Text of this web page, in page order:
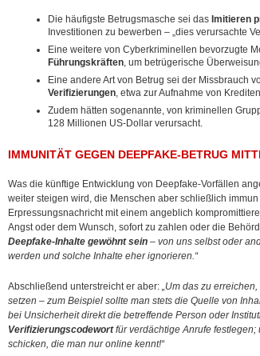
Die häufigste Betrugsmasche sei das Imitieren
Investitionen zu bewerben – „dies verursachte
Eine weitere von Cyberkriminellen bevorzugte
Führungskräften, um betrügerische
Eine andere Art von Betrug sei der Missbrauch
Verifizierungen, etwa zur Aufnahme von
Zudem hätten sogenannte, von kriminellen
128 Millionen US-Dollar verursacht.
IMMUNITÄT GEGEN DEEPFAKE-BETRUG
Was die künftige Entwicklung von Deepfake-Vorfällen
weiter steigen wird, die Menschen aber schließlich
Erpressungsnachricht mit einem angeblich
Angst oder dem Wunsch, sofort zu zahlen oder die
Deepfake-Inhalte gewöhnt sein – von uns selbst oder
werden und solche Inhalte eher ignorieren.“
Abschließend unterstreicht er aber: „Um das zu
setzen – zum Beispiel sollte man stets die Quelle von
bei Unsicherheit direkt die betreffende Person oder
Verifizierungscodewortfür verdächtige Anrufe
schicken, die man nur online kennt!“